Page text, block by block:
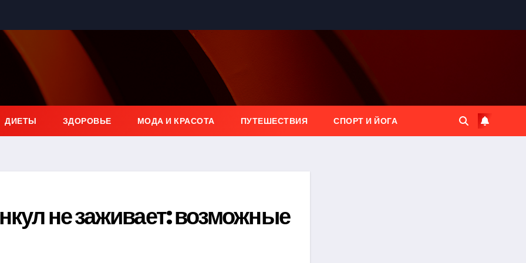
ДИЕТЫ ЗДОРОВЬЕ МОДА И КРАСОТА ПУТЕШЕСТВИЯ СПОРТ И ЙОГА
не заживает: возможные